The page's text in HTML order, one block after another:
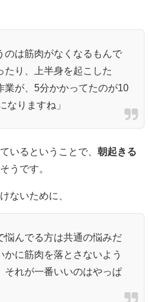
のは筋肉がなくなるもんで
たり、上半身を起こした
業が、5分かかってたのが10
なりますね」
いるということで、 朝起きる
うです。
ないために、
悩んでる方は共通の悩みだ
かに筋肉を落とさないよう
それが一番いいのはやっぱ